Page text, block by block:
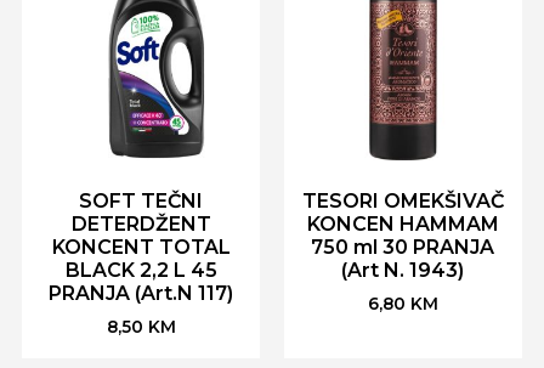
SOFT TEČNI
DETERDŽENT
KONCENT TOTAL
BLACK 2,2 L 45
PRANJA (Art.N 117)
8,50 KM
TESORI OMEKŠIVAČ
KONCEN HAMMAM
750 ml 30 PRANJA
(Art N. 1943)
6,80 KM